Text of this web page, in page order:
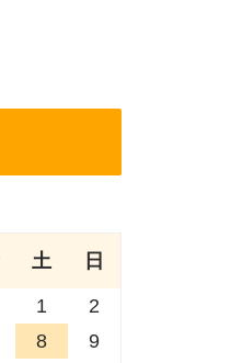
土 日
1
2
8
9